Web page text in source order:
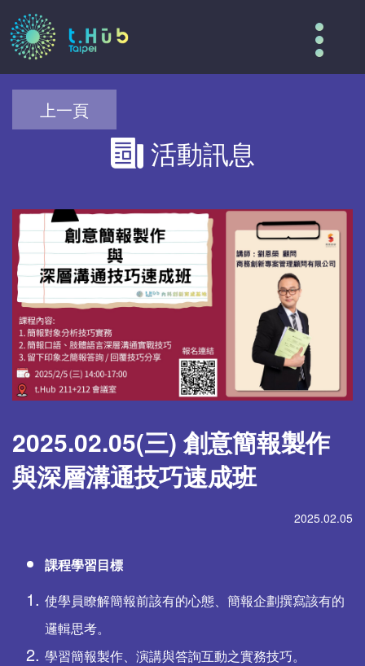
上一頁
活動訊息
2025.02.05(三) 創意簡報製作
與深層溝通技巧速成班
2025.02.05
課程學習目標
使學員瞭解簡報前該有的心態、簡報企劃撰寫該有的
邏輯思考。
學習簡報製作、演講與答詢互動之實務技巧。